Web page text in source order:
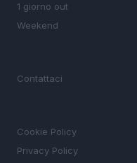
1 giorno out
Weekend
Contattaci
Cookie Policy
Privacy Policy